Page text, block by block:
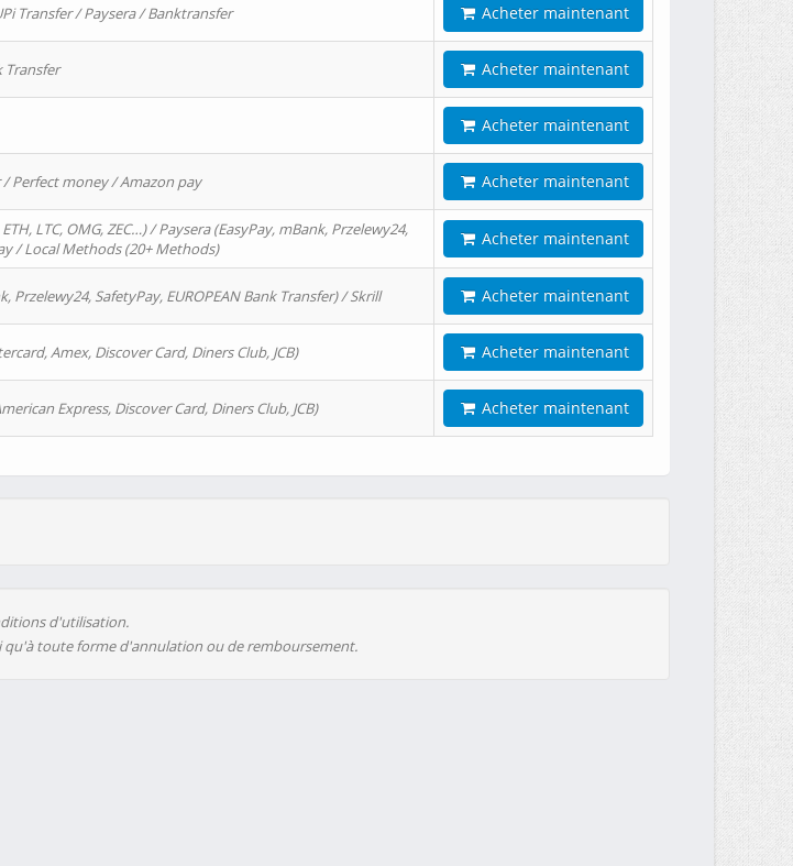
Transfer / Paysera / Banktransfer Acheter maintenant
Transfer Acheter maintenant
Acheter maintenant
Perfect money / Amazon pay Acheter maintenant
LTC, OMG, ZEC…) / Paysera (EasyPay, mBank, Przelewy24,
/ Local Methods (20+ Methods)
Acheter maintenant
SafetyPay, EUROPEAN Bank Transfer) / Skrill Acheter maintenant
Amex, Discover Card, Diners Club, JCB) Acheter maintenant
Express, Discover Card, Diners Club, JCB) Acheter maintenant
d'utilisation.
qu'à toute forme d'annulation ou de remboursement.